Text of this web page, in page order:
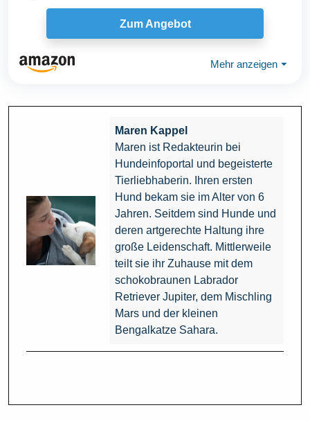
Zum Angebot
Mehr anzeigen ⏷
Maren Kappel
Maren ist Redakteurin bei
Hundeinfoportal und begeisterte
Tierliebhaberin. Ihren ersten
Hund bekam sie im Alter von 6
Jahren. Seitdem sind Hunde und
deren artgerechte Haltung ihre
große Leidenschaft. Mittlerweile
teilt sie ihr Zuhause mit dem
schokobraunen Labrador
Retriever Jupiter, dem Mischling
Mars und der kleinen
Bengalkatze Sahara.